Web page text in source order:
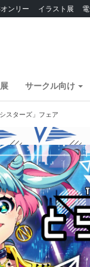
ンリー イラスト展
サークル向け
スターズ」フェア